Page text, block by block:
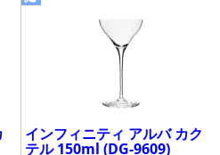
インフィニティ アルバ カク
テル 150ml (DG-9609)